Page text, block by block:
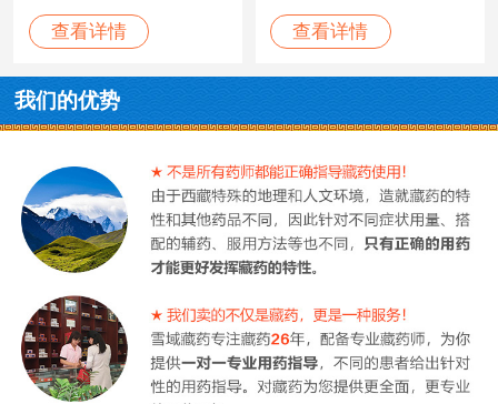
伤引起的肾脏肿大，
肝热症，小便隆闭，
毒症，“亚玛”虫病等。
查看详情
痛、肝脏肿大。
查看详情
我们的优势